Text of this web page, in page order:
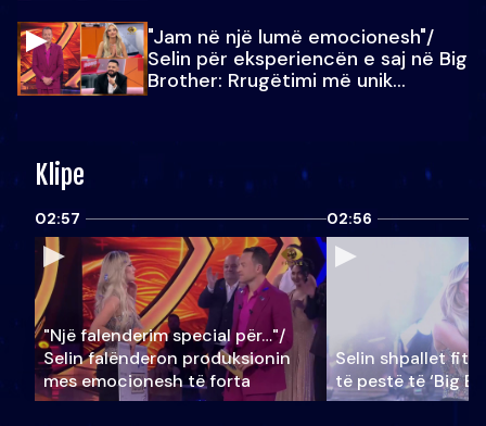
"Jam në një lumë emocionesh"/
Selin për eksperiencën e saj në Big
Brother: Rrugëtimi më unik…
Klipe
02:57
"Një falenderim special për…"/
Selin falënderon produksionin
mes emocionesh të forta
02:56
Selin shpallet
të pestë të ‘Big